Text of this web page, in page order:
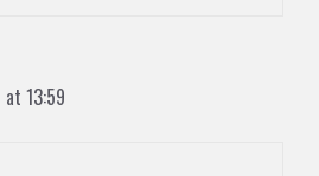
13:59